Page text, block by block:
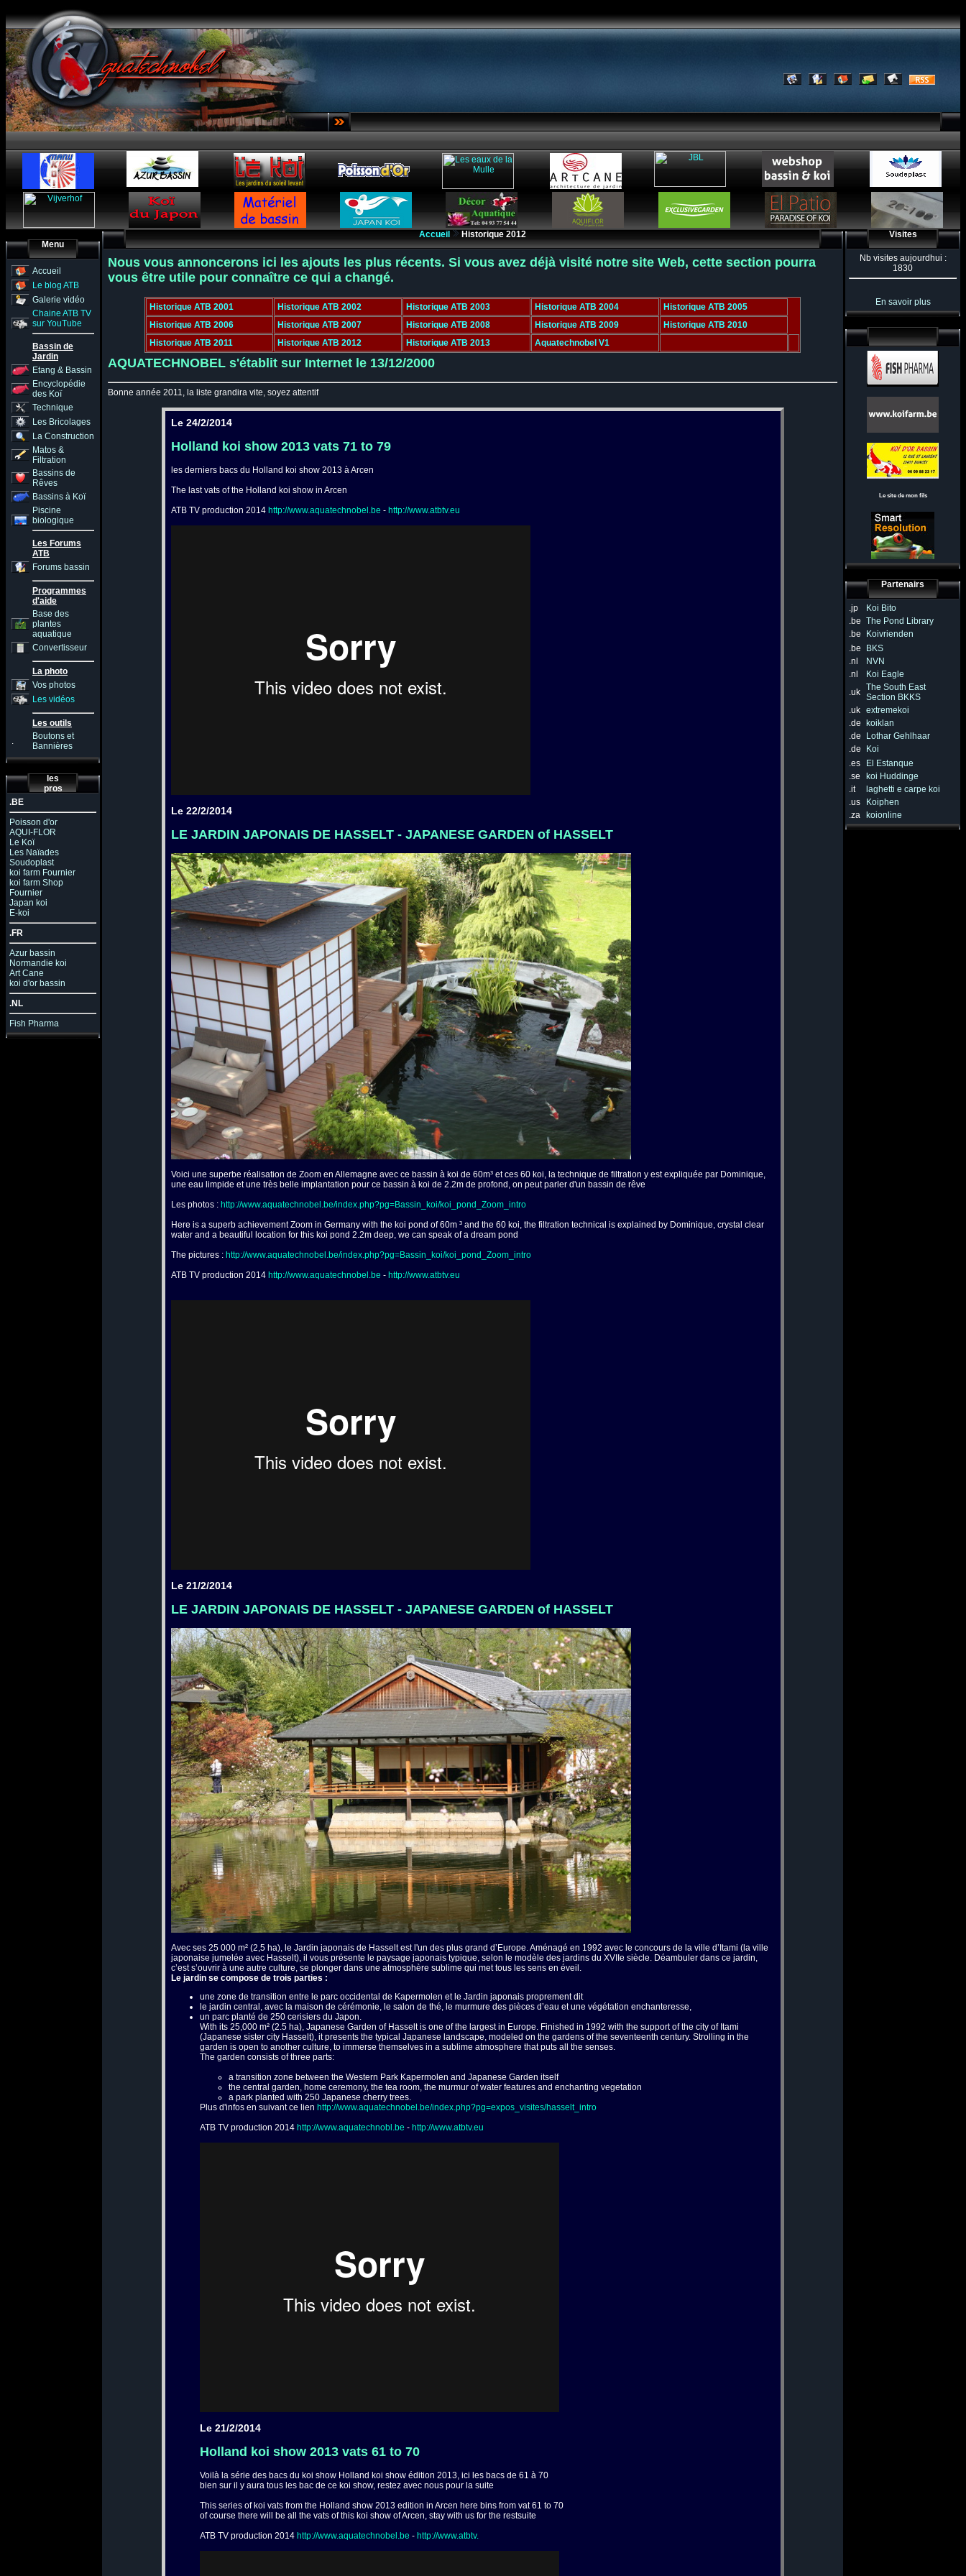
Menu
Accueil
Le blog ATB
Galerie vidéo
Chaine ATB TV
sur YouTube
Bassin de
Jardin
Etang & Bassin
Encyclopédie
des Koï
Technique
Les Bricolages
La Construction
Matos &
Filtration
Bassins de
Rêves
Bassins à Koï
Piscine
biologique
Les Forums
ATB
Forums bassin
Programmes
d'aide
Base des
plantes
aquatique
Convertisseur
La photo
Vos photos
Les vidéos
Les outils
.
Boutons et
Bannières
les
pros
.BE
Poisson d'or
AQUI-FLOR
Le Koï
Les Naïades
Soudoplast
koi farm Fournier
koi farm Shop
Fournier
Japan koi
E-koi
.FR
Azur bassin
Normandie koi
Art Cane
koi d'or bassin
.NL
Fish Pharma
Accueil Historique 2012
Nous vous annoncerons ici les ajouts les plus récents. Si vous avez déjà visité notre site Web, cette section pourra
vous être utile pour connaître ce qui a changé.
Historique ATB 2001 Historique ATB 2002 Historique ATB 2003 Historique ATB 2004
Historique ATB 2005
Historique ATB 2006
Historique ATB 2007 Historique ATB 2008 Historique ATB 2009
Historique ATB 2010
Historique ATB 2011
Historique ATB 2012 Historique ATB 2013 Aquatechnobel V1
AQUATECHNOBEL s'établit sur Internet le 13/12/2000
Bonne année 2011, la liste grandira vite, soyez attentif
Le 24/2/2014
Holland koi show 2013 vats 71 to 79
les derniers bacs du Holland koi show 2013 à Arcen
The last vats of the Holland koi show in Arcen
ATB TV production 2014 http://www.aquatechnobel.be -http://www.atbtv.eu
Le 22/2/2014
LE JARDIN JAPONAIS DE HASSELT - JAPANESE GARDEN of HASSELT
Voici une superbe réalisation de Zoom en Allemagne avec ce bassin à koi de 60m³ et ces 60 koi, la technique de filtration y est expliquée par Dominique,
une eau limpide et une très belle implantation pour ce bassin à koi de 2.2m de profond, on peut parler d'un bassin de rêve
Les photos :http://www.aquatechnobel.be/index.php?pg=Bassin_koi/koi_pond_Zoom_intro
Here is a superb achievement Zoom in Germany with the koi pond of 60m ³ and the 60 koi, the filtration technical is explained by Dominique, crystal clear
water and a beautiful location for this koi pond 2.2m deep, we can speak of a dream pond
The pictures : http://www.aquatechnobel.be/index.php?pg=Bassin_koi/koi_pond_Zoom_intro
ATB TV production 2014 http://www.aquatechnobel.be - http://www.atbtv.eu
Le 21/2/2014
LE JARDIN JAPONAIS DE HASSELT - JAPANESE GARDEN of HASSELT
Avec ses 25 000 m² (2,5 ha), le Jardin japonais de Hasselt est l'un des plus grand d’Europe. Aménagé en 1992 avec le concours de la ville d’Itami (la ville
japonaise jumelée avec Hasselt), il vous présente le paysage japonais typique, selon le modèle des jardins du XVIIe siècle. Déambuler dans ce jardin,
c’est s’ouvrir à une autre culture, se plonger dans une atmosphère sublime qui met tous les sens en éveil.
Le jardin se compose de trois parties :
une zone de transition entre le parc occidental de Kapermolen et le Jardin japonais proprement dit
le jardin central, avec la maison de cérémonie, le salon de thé, le murmure des pièces d’eau et une végétation enchanteresse,
un parc planté de 250 cerisiers du Japon.
With its 25,000 m² (2.5 ha), Japanese Garden of Hasselt is one of the largest in Europe. Finished in 1992 with the support of the city of Itami
(Japanese sister city Hasselt), it presents the typical Japanese landscape, modeled on the gardens of the seventeenth century. Strolling in the
garden is open to another culture, to immerse themselves in a sublime atmosphere that puts all the senses.
The garden consists of three parts:
a transition zone between the Western Park Kapermolen and Japanese Garden itself
the central garden, home ceremony, the tea room, the murmur of water features and enchanting vegetation
a park planted with 250 Japanese cherry trees.
Plus d'infos en suivant ce lien http://www.aquatechnobel.be/index.php?pg=expos_visites/hasselt_intro
ATB TV production 2014 http://www.aquatechnobl.be - http://www.atbtv.eu
Le 21/2/2014
Holland koi show 2013 vats 61 to 70
Voilà la série des bacs du koi show Holland koi show édition 2013, ici les bacs de 61 à 70
bien sur il y aura tous les bac de ce koi show, restez avec nous pour la suite
This series of koi vats from the Holland show 2013 edition in Arcen here bins from vat 61 to 70
of course there will be all the vats of this koi show of Arcen, stay with us for the restsuite
ATB TV production 2014 http://www.aquatechnobel.be -http://www.atbtv.
Visites
Nb visites aujourdhui :
1830
En savoir plus
Le site de mon fils
Partenairs
.jp
Koi Bito
.be The Pond Library
.be
Koivrienden
.be
BKS
.nl
NVN
.nl
Koi Eagle
.uk The South East
Section BKKS
.uk extremekoi
.de
koiklan
.de
Lothar Gehlhaar
.de
Koi
.es
El Estanque
.se
koi Huddinge
.it
laghetti e carpe koi
.us
Koiphen
.za
koionline